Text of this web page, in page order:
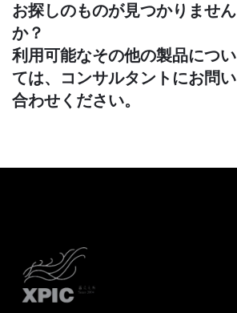
お探しのものが見つかりません
か？
利用可能なその他の製品につい
ては、コンサルタントにお問い
合わせください。